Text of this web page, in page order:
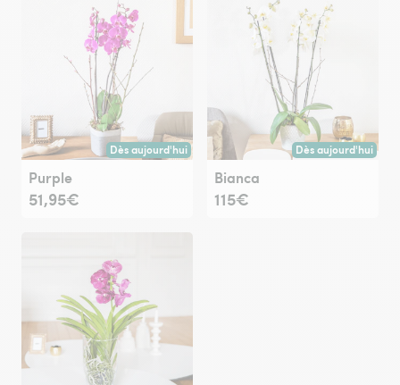
Dès aujourd'hui
Livraison dès aujourd'hui (pour toute commande passée
Purple
51,95€
Dès aujourd'hui
Livraison dès
Bianca
115€